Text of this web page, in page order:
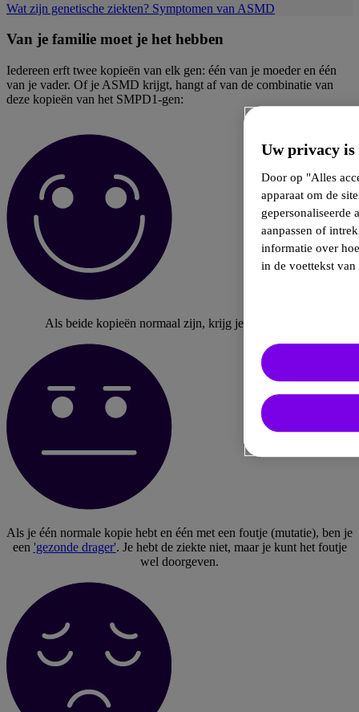
Wat zijn genetische ziekten? Symptomen van ASMD
Van je familie moet je het hebben
Iedereen erft twee kopieën van elk gen: één van je moeder en één
van je vader. Of je ASMD krijgt, hangt af van de combinatie van
deze kopieën van het SMPD1-gen:
Als beide kopieën normaal zijn, krijg je geen ASMD.
Als je één normale kopie hebt en één met een foutje (mutatie), ben je
een 'gezonde drager'. Je hebt de ziekte niet, maar je kunt het foutje
wel doorgeven.
Uw privacy
Door op "Alles
apparaat om de
gepersonaliseerde
aanpassen of
informatie over
in de voettekst van